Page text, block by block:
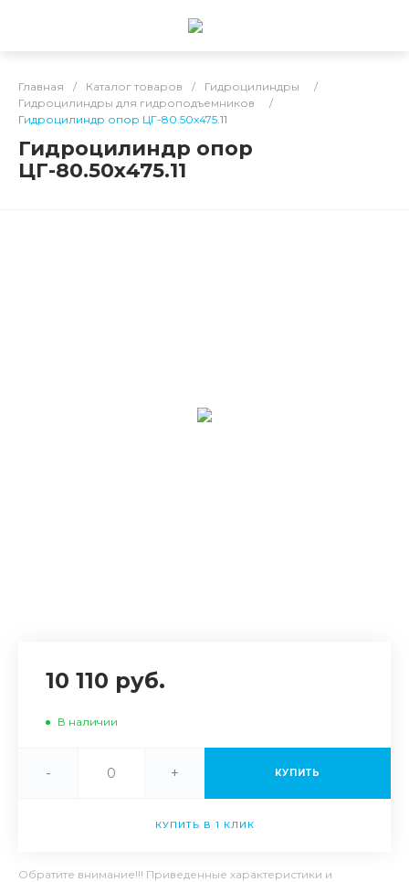
Главная / Каталог товаров / Гидроцилиндры
/
Гидроцилиндры для гидроподъемников
/
Гидроцилиндр опор ЦГ-80.50х475.11
Гидроцилиндр опор
ЦГ-80.50х475.11
10 110 руб.
В наличии
- + КУПИТЬ
КУПИТЬ В 1 КЛИК
Обратите внимание!!! Приведенные характеристики и